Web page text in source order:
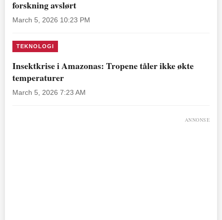
forskning avslørt
March 5, 2026 10:23 PM
TEKNOLOGI
Insektkrise i Amazonas: Tropene tåler ikke økte
temperaturer
March 5, 2026 7:23 AM
ANNONSE